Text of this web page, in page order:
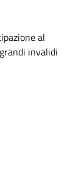
al
invalidi